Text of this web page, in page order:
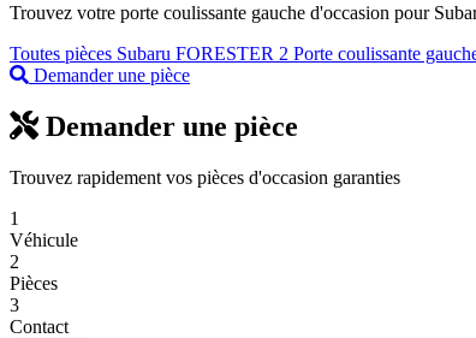
Trouvez votre porte coulissante gauche d'occasion pour
Toutes pièces Subaru FORESTER 2 Porte coulissante
Demander une pièce
Demander une pièce
Trouvez rapidement vos pièces d'occasion garanties
1
Véhicule
2
Pièces
3
Contact